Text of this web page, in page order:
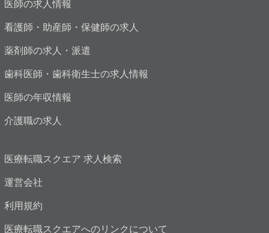
医師の求人情報
看護師・助産師・保健師の求人
薬剤師の求人・派遣
歯科医師・歯科衛生士の求人情報
医師の年収情報
介護職の求人
医療転職スクエア 求人検索
運営会社
利用規約
医療転職スクエアへのリンクについて